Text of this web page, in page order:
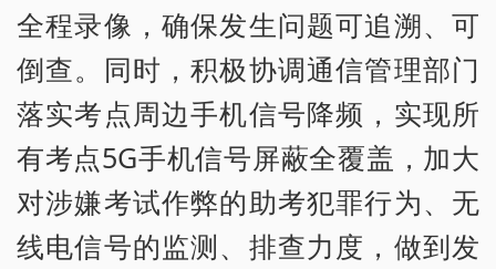
全程录像，确保发生问题可追溯、可
倒查。同时，积极协调通信管理部门
落实考点周边手机信号降频，实现所
有考点5G手机信号屏蔽全覆盖，加大
对涉嫌考试作弊的助考犯罪行为、无
线电信号的监测、排查力度，做到发